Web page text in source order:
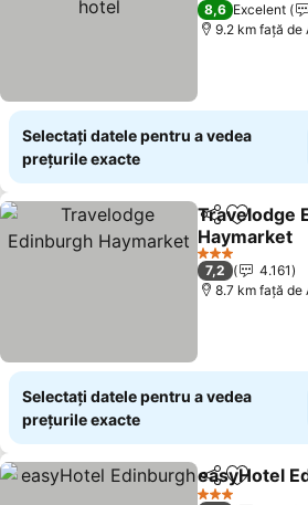
8,6 Excelent
9.2 km faţă de
Selectați datele pentru a vedea
prețurile exacte
Distribuiți
Travelodge
Haymarket
3 Stele
7,2
4.161
8.7 km faţă de
Selectați datele pentru a vedea
prețurile exacte
Distribuiți
easyHotel
3 Stele